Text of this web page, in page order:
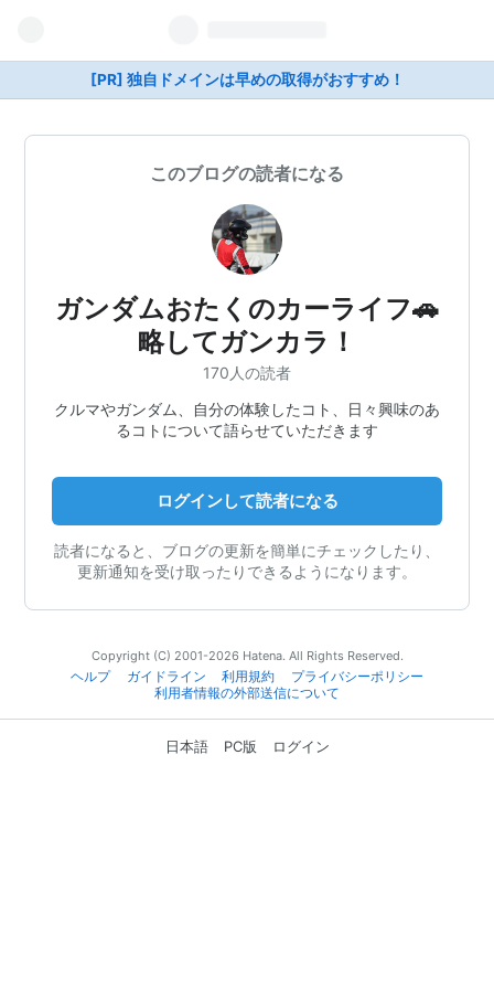
[PR] 独自ドメインは早めの取得がおすすめ！
このブログの読者になる
ガンダムおたくのカーライフ🚗
略してガンカラ！
170人の読者
クルマやガンダム、自分の体験したコト、日々興味のあ
るコトについて語らせていただきます
ログインして読者になる
読者になると、ブログの更新を簡単にチェックしたり、
更新通知を受け取ったりできるようになります。
Copyright (C) 2001-2026 Hatena. All Rights Reserved.
ヘルプ
ガイドライン 利用規約
プライバシーポリシー
利用者情報の外部送信について
日本語 PC版 ログイン